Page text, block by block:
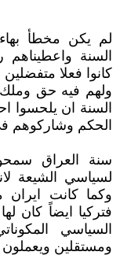
لم يكن مخطأ بهاء
السنة واعطيناهم
كانوا فعلا
ولهم فيه حق
السنة ان يلحسوا
الحكم وشاركوهم
سنة العراق
لسياسي الشيعة
وكما كانت ايران
فتركيا ايضاً كان
السياسي
ومستقلين